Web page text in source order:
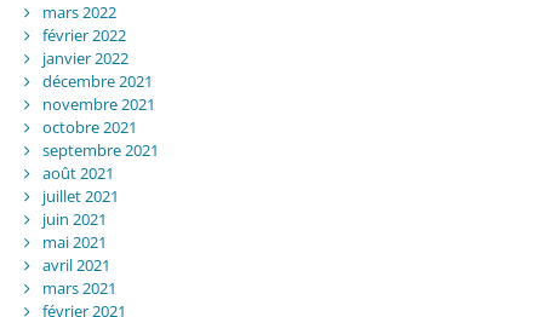
mars 2022
février 2022
janvier 2022
décembre 2021
novembre 2021
octobre 2021
septembre 2021
août 2021
juillet 2021
juin 2021
mai 2021
avril 2021
mars 2021
février 2021